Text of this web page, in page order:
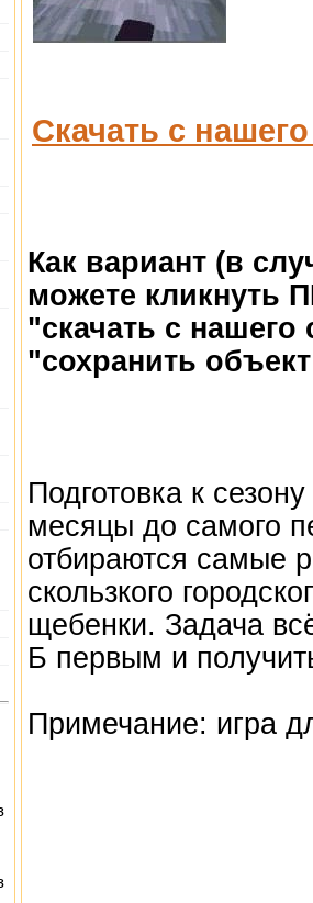
Скачать с
Как вариант (в
можете кликнуть
"скачать с
"сохранить
Подготовка к
месяцы до самого
отбираются самые
скользкого
щебенки. Задача
Б первым и
Примечание: игра